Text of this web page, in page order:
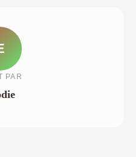
PAR